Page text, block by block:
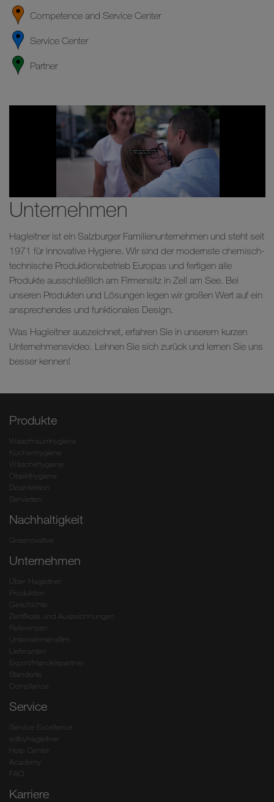
Competence and Service Center
Service Center
Partner
Unternehmen
Hagleitner ist ein Salzburger Familienunternehmen und steht seit
1971 für innovative Hygiene. Wir sind der modernste chemisch-
technische Produktionsbetrieb Europas und fertigen alle
Produkte ausschließlich am Firmensitz in Zell am See. Bei
unseren Produkten und Lösungen legen wir großen Wert auf ein
ansprechendes und funktionales Design.
Was Hagleitner auszeichnet, erfahren Sie in unserem kurzen
Unternehmensvideo. Lehnen Sie sich zurück und lernen Sie uns
besser kennen!
Produkte
Waschraumhygiene
Küchenhygiene
Wäschehygiene
Objekthygiene
Desinfektion
Servietten
Nachhaltigkeit
Greenovative
Unternehmen
Über Hagleitner
Produktion
Geschichte
Zertifikate und Auszeichnungen
Referenzen
Unternehmensfilm
Lieferanten
Export/Handelspartner
Standorte
Compliance
Service
Service Excellence
edibyhagleitner
Help Center
Academy
FAQ
Karriere